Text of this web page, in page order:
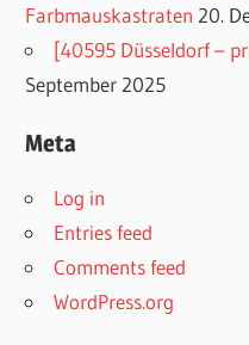
Farbmauskastraten 20.
[40595 Düsseldorf –
September 2025
Meta
Log in
Entries feed
Comments feed
WordPress.org